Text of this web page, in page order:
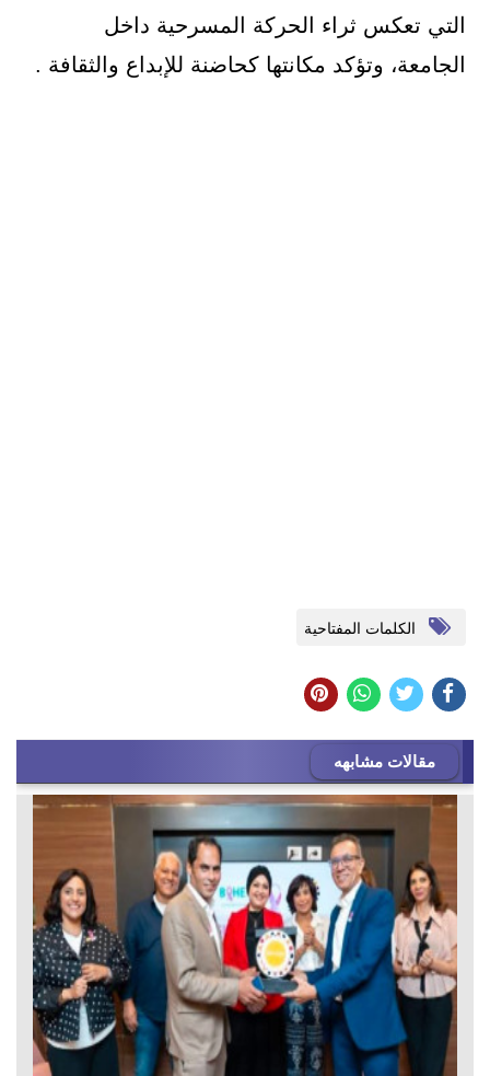
التي تعكس ثراء الحركة المسرحية داخل
الجامعة، وتؤكد مكانتها كحاضنة للإبداع والثقافة .
الكلمات المفتاحية
مقالات مشابهه